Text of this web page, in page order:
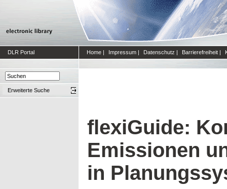
DLR Portal Home | Impressum | Datenschutz | Barrierefreiheit |
Erweiterte Suche
flexiGuide:
Emissionen
in